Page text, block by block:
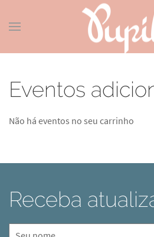
Eventos
Não há eventos no seu carrinho
Receba